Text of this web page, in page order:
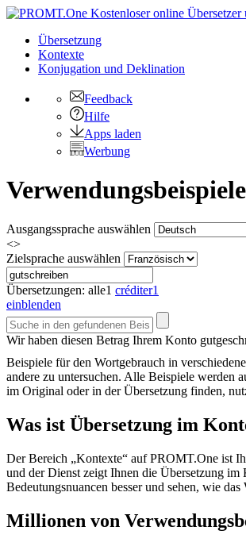
Übersetzung
Kontexte
Konjugation und Deklination
Feedback
Hilfe
Apps laden
Werbung
Ausgangssprache auswählen
<>
Zielsprache auswählen
Übersetzungen: alle1 créditer1
einblenden
Wir haben diesen Betrag Ihrem Konto
Beispiele für den Wortgebrauch in
andere zu untersuchen. Alle Beispiele werden
im Original oder in der Übersetzung finden,
Was ist Übersetzung im
Der Bereich „Kontexte“ auf PROMT.One ist
und der Dienst zeigt Ihnen die Übersetzung im
Bedeutungsnuancen besser und sehen, wie
Millionen von